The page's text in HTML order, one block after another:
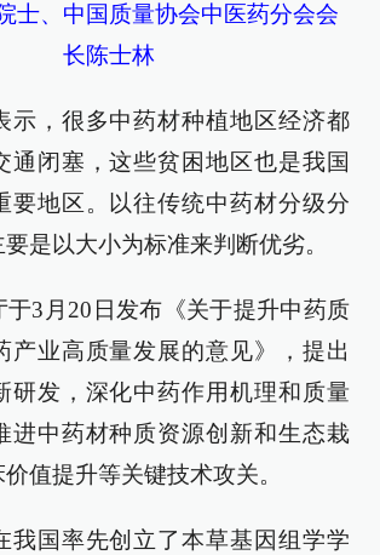
士、中国质量协会中医药分会会
长陈士林
示，很多中药材种植地区经济都
通闭塞，这些贫困地区也是我国
要地区。以往传统中药材分级分
是以大小为标准来判断优劣。
于3月20日发布《关于提升中药质
产业高质量发展的意见》，提出
研发，深化中药作用机理和质量
进中药材种质资源创新和生态栽
值提升等关键技术攻关。
我国率先创立了本草基因组学学